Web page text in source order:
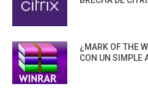
¿MARK OF THE
CON UN SIMPLE